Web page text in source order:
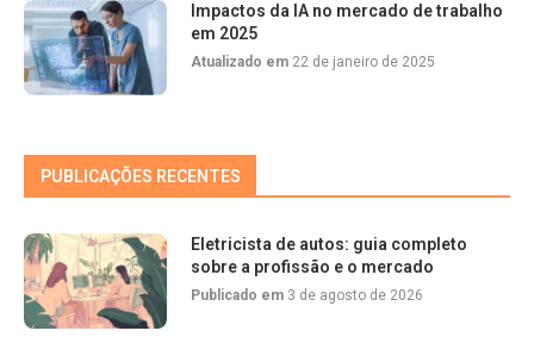
Impactos da IA no mercado de trabalho
em 2025
Atualizado em 22 de janeiro de 2025
PUBLICAÇÕES RECENTES
Eletricista de autos: guia completo
sobre a profissão e o mercado
Publicado em 3 de agosto de 2026